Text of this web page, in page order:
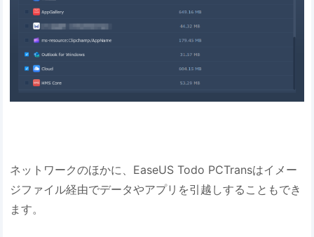
ネットワークのほかに、EaseUS Todo PCTransはイメー
ジファイル経由でデータやアプリを引越しすることもでき
ます。